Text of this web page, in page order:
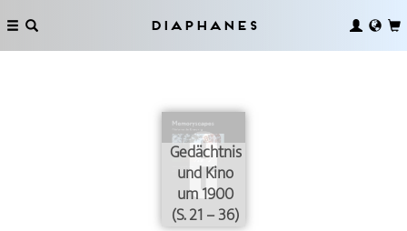
Diaphanes
Gedächtnis
und Kino
um 1900
(S. 21 – 36)